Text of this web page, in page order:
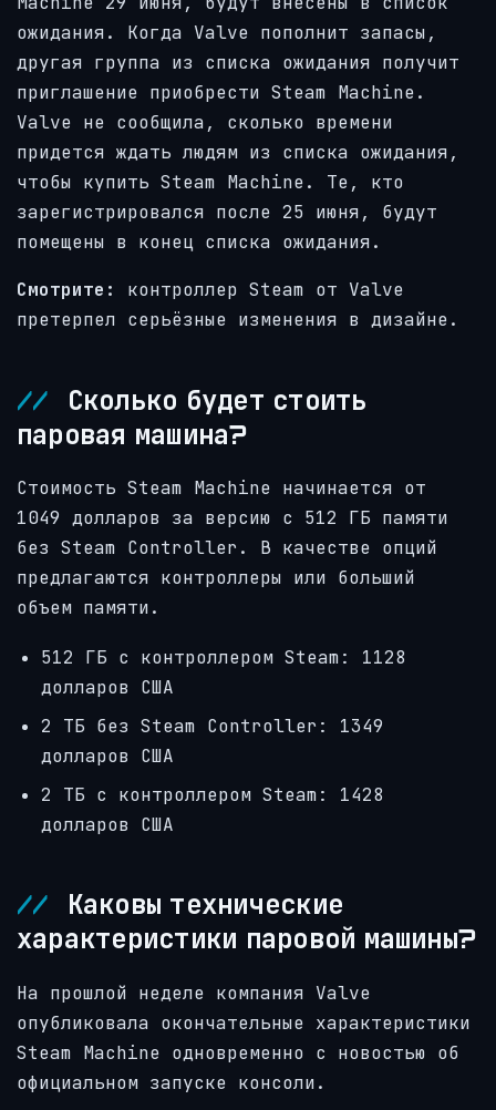
ожидания. Когда Valve пополнит запасы,
другая группа из списка ожидания получит
приглашение приобрести Steam Machine.
Valve не сообщила, сколько времени
придется ждать людям из списка ожидания,
чтобы купить Steam Machine. Те, кто
зарегистрировался после 25 июня, будут
помещены в конец списка ожидания.
Смотрите:
контроллер Steam от Valve
претерпел серьёзные изменения в дизайне.
Сколько будет стоить
паровая машина?
Стоимость Steam Machine начинается от
1049 долларов за версию с 512 ГБ памяти
без Steam Controller. В качестве опций
предлагаются контроллеры или больший
объем памяти.
512 ГБ с контроллером Steam: 1128
долларов США
2 ТБ без Steam Controller: 1349
долларов США
2 ТБ с контроллером Steam: 1428
долларов США
Каковы технические
характеристики паровой машины?
На прошлой неделе компания Valve
опубликовала окончательные характеристики
Steam Machine одновременно с новостью об
официальном запуске консоли.